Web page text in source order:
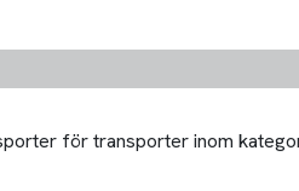
för transporter inom